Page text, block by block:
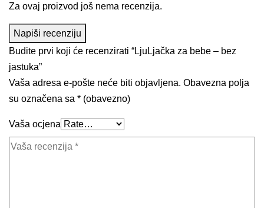
Za ovaj proizvod još nema recenzija.
Napiši recenziju
Budite prvi koji će recenzirati “LjuLjačka za bebe – bez
jastuka”
Vaša adresa e-pošte neće biti objavljena. Obavezna polja
su označena sa * (obavezno)
Vaša ocjena